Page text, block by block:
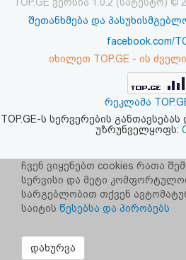
კოდი
სალიცენზიო
პასუხისმგებლობის
უარყოფა
შეთანხმება და
facebook.com/
იხილეთ TOP.GE - ის
რეკლამა
TOP.GE-ს სერვერების
უზრუნველყოფს:
ჩვენ ვიყენებთ cookies რათა
სერვისი და მეტი
სარგებლობით თქვენ
საიტის წესებსა და პირობებს
დახურვა